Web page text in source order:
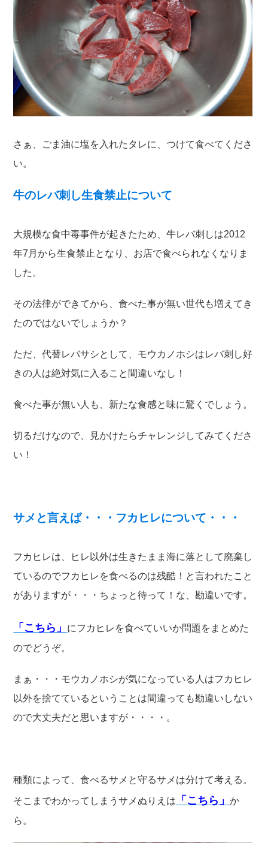
さぁ、ごま油に塩を入れたタレに、つけて食べてくださ
い。
牛のレバ刺し生食禁止について
大規模な食中毒事件が起きたため、牛レバ刺しは2012
年7月から生食禁止となり、お店で食べられなくなりま
した。
その法律ができてから、食べた事が無い世代も増えてき
たのではないでしょうか？
ただ、代替レバサシとして、モウカノホシはレバ刺し好
きの人は絶対気に入ること間違いなし！
食べた事が無い人も、新たな食感と味に驚くでしょう。
切るだけなので、見かけたらチャレンジしてみてくださ
い！
サメと言えば・・・フカヒレについて・・・
フカヒレは、ヒレ以外は生きたまま海に落として廃棄し
ているのでフカヒレを食べるのは残酷！と言われたこと
がありますが・・・ちょっと待って！な、勘違いです。
「こちら」
にフカヒレを食べていいか問題をまとめた
のでどうぞ。
まぁ・・・モウカノホシが気になっている人はフカヒレ
以外を捨てているということは間違っても勘違いしない
ので大丈夫だと思いますが・・・・。
種類によって、食べるサメと守るサメは分けて考える。
そこまでわかってしまうサメぬりえは 「こちら」か
ら。